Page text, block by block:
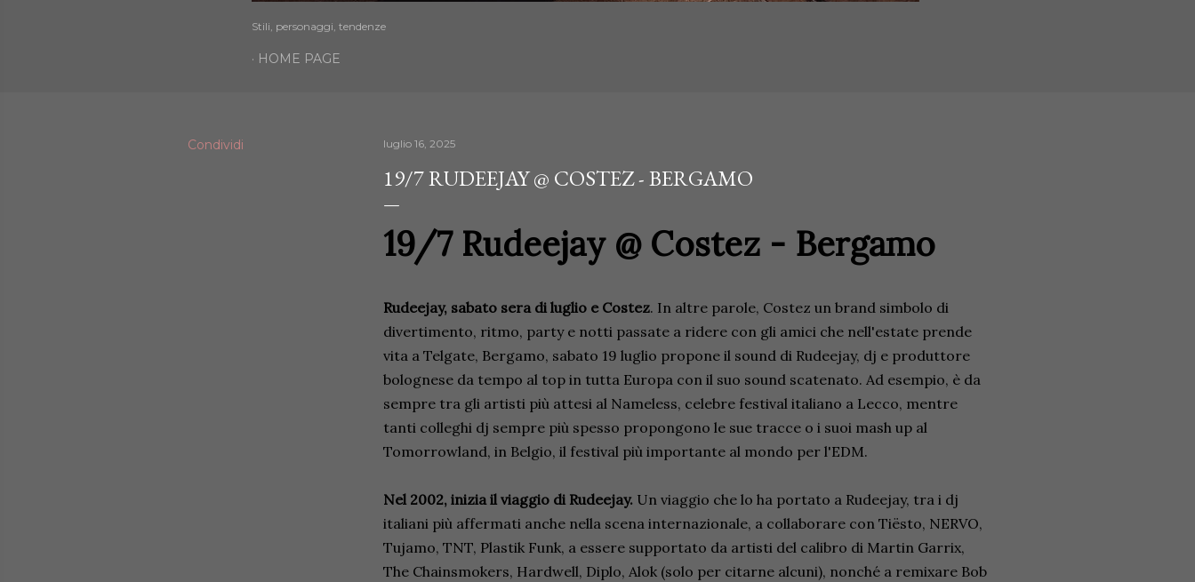
Stili, personaggi, tendenze
HOME PAGE
Condividi luglio 16, 2025
19/7 RUDEEJAY @ COSTEZ - BERGAMO
19/7 Rudeejay @ Costez - Bergamo
Rudeejay, sabato sera di luglio e Costez. In altre parole, Costez un brand simbolo di
divertimento, ritmo, party e notti passate a ridere con gli amici che nell'estate prende
vita a Telgate, Bergamo, sabato 19 luglio propone il sound di Rudeejay, dj e produttore
bolognese da tempo al top in tutta Europa con il suo sound scatenato. Ad esempio, è da
sempre tra gli artisti più attesi al Nameless, celebre festival italiano a Lecco, mentre
tanti colleghi dj sempre più spesso propongono le sue tracce o i suoi mash up al
Tomorrowland, in Belgio, il festival più importante al mondo per l'EDM.
Nel 2002, inizia il viaggio di Rudeejay. Un viaggio che lo ha portato a Rudeejay, tra i dj
italiani più affermati anche nella scena internazionale, a collaborare con Tiësto, NERVO,
Tujamo, TNT, Plastik Funk, a essere supportato da artisti del calibro di Martin Garrix,
The Chainsmokers, Hardwell, Diplo, Alok (solo per citarne alcuni), nonché a remixare Bob